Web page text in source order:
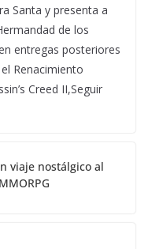
Santa y presenta a
de los
entregas posteriores
Renacimiento
Creed II,Seguir
viaje nostálgico al